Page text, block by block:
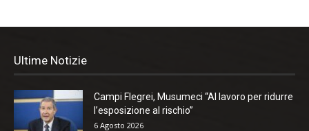
Ultime Notizie
Campi Flegrei, Musumeci “Al lavoro per ridurre
l’esposizione al rischio”
6 Agosto 2026